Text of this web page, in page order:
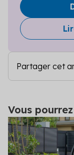
foncière
Une
destinés à la
l’administration
Qui paie la
Le propriétaire
taxe pour
être prévu
vente.
Partager cet
Vous